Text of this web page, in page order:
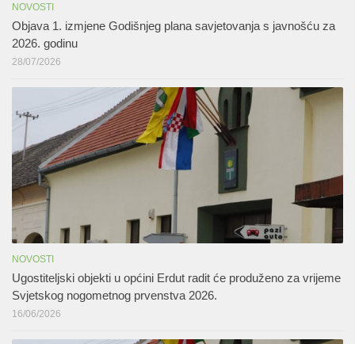
NOVOSTI
Objava 1. izmjene Godišnjeg plana savjetovanja s javnošću za
2026. godinu
28/07/2026
NOVOSTI
Ugostiteljski objekti u općini Erdut radit će produženo za vrijeme
Svjetskog nogometnog prvenstva 2026.
16/06/2026